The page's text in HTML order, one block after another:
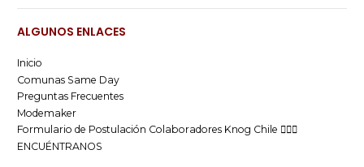
ALGUNOS ENLACES
Inicio
Comunas Same Day
Preguntas Frecuentes
Modemaker
Formulario de Postulación Colaboradores Knog Chile 🚴🏻‍♂️
ENCUÉNTRANOS